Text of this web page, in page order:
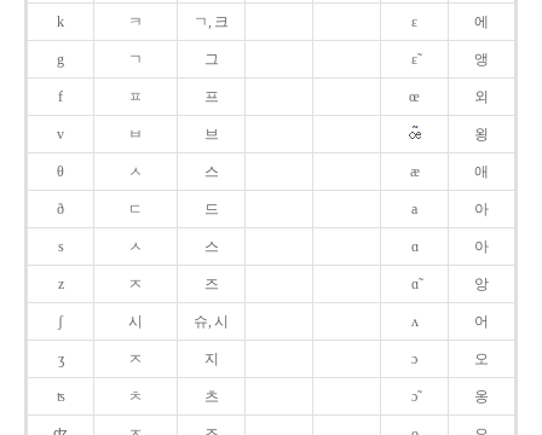
k ㅋ ㄱ, 크 ɛ 에
g ㄱ 그 ɛ̃ 앵
f ㅍ 프 œ 외
v ㅂ 브 욍
θ ㅅ 스 æ 애
ð ㄷ 드 a 아
s ㅅ 스 ɑ 아
z ㅈ 즈 ɑ̃ 앙
ʃ 시 슈, 시 ʌ 어
ʒ ㅈ 지 ɔ 오
ʦ ㅊ 츠 ɔ̃ 옹